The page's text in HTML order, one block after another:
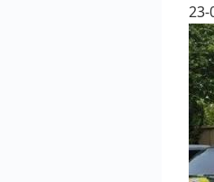
23-